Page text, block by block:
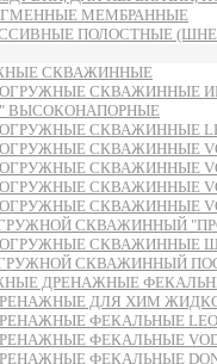
МЕМБРАННЫЕ
ПОЛОСТНЫЕ
СКВАЖИННЫЕ
СКВАЖИННЫЕ
ВЫСОКОНАПОРНЫЕ
СКВАЖИННЫЕ
СКВАЖИННЫЕ
СКВАЖИННЫЕ
СКВАЖИННЫЕ
СКВАЖИННЫЕ
СКВАЖИННЫЙ
СКВАЖИННЫЕ
СКВАЖИННЫЙ
ДРЕНАЖНЫЕ
ДЛЯ ХИМ
ФЕКАЛЬНЫЕ LEO
ФЕКАЛЬНЫЕ
ФЕКАЛЬНЫЕ